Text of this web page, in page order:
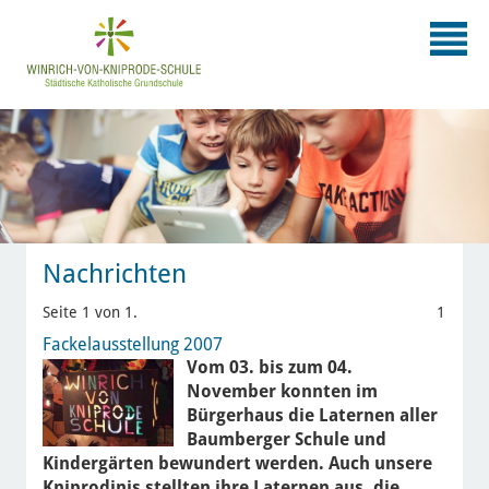
Nachrichten
Seite 1 von 1. 1
Fackelausstellung 2007
Vom 03. bis zum 04.
November konnten im
Bürgerhaus die Laternen aller
Baumberger Schule und
Kindergärten bewundert werden. Auch unsere